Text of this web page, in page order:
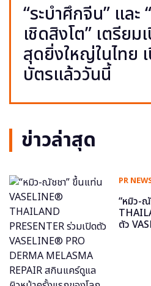
“ระบำศึกจีน” และ
เชิดสิงโต” เตรีย
สุดยิ่งใหญ่ในไทย
บัตรแล้ววันนี้
ข่าวล่าสุด
PR
“หมิว-
ตัว